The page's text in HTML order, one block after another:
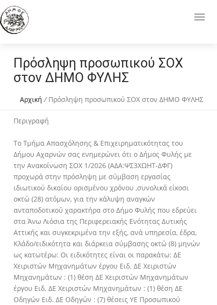
Πρόσληψη προσωπικού ΣΟΧ
στον ΔΗΜΟ ΦΥΛΗΣ
Αρχική / Πρόσληψη προσωπικού ΣΟΧ στον ΔΗΜΟ ΦΥΛΗΣ
Περιγραφή
Το Τμήμα Απασχόλησης & Επιχειρηματικότητας του
Δήμου Αχαρνών σας ενημερώνει ότι ο Δήμος Φυλής με
την Ανακοίνωση ΣΟΧ 1/2026 (ΑΔΑ:ΨΣ3ΧΩΗΤ-ΔΦΓ)
προχωρά στην πρόσληψη με σύμβαση εργασίας
ιδιωτικού δικαίου ορισμένου χρόνου ,συνολικά είκοσι
οκτώ (28) ατόμων, για την κάλυψη αναγκών
ανταποδοτικού χαρακτήρα στο Δήμο Φυλής που εδρεύει
στα Άνω Λιόσια της Περιφερειακής Ενότητας Δυτικής
Αττικής και συγκεκριμένα την εξής, ανά υπηρεσία, έδρα,
Κλάδο/ειδικότητα και διάρκεια σύμβασης οκτώ (8) μηνών
ως κατωτέρω: Οι ειδικότητες είναι οι παρακάτω: ΔΕ
Χειριστών Μηχανημάτων έργου Ειδ. ΔΕ Χειριστών
Μηχανημάτων : (1) θέση ΔΕ Χειριστών Μηχανημάτων
έργου Ειδ. ΔΕ Χειριστών Μηχανημάτων : (1) θέση ΔΕ
Οδηγών Ειδ. ΔΕ Οδηγών : (7) θέσεις ΥΕ Προσωπικού